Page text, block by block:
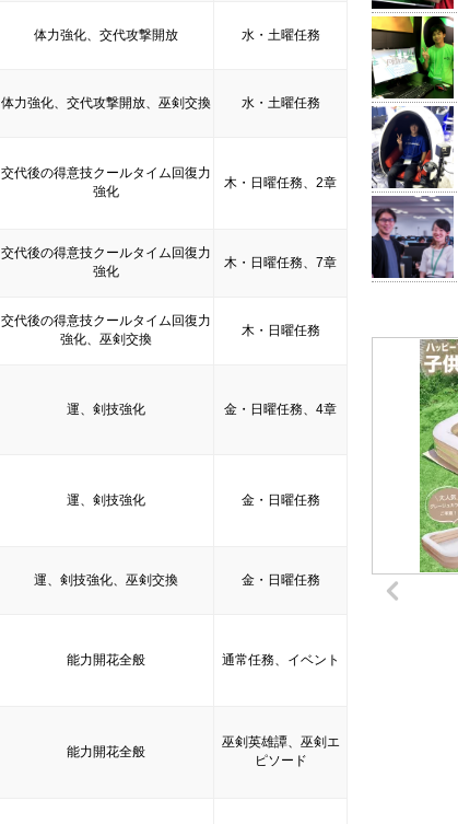
体力強化、交代攻撃開放 水・土曜任務
体力強化、交代攻撃開放、巫剣交換 水・土曜任務
交代後の得意技クールタイム回復力
強化
木・日曜任務、2章
交代後の得意技クールタイム回復力
強化
木・日曜任務、7章
交代後の得意技クールタイム回復力
強化、巫剣交換
木・日曜任務
運、剣技強化 金・日曜任務、4章
運、剣技強化 金・日曜任務
運、剣技強化、巫剣交換 金・日曜任務
能力開花全般 通常任務、イベント
能力開花全般
巫剣英雄譚、巫剣エ
ピソード